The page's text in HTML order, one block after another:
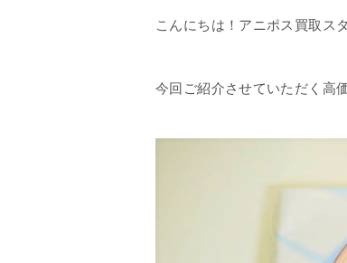
こんにちは！アニポス買取ス
今回ご紹介させていただく高